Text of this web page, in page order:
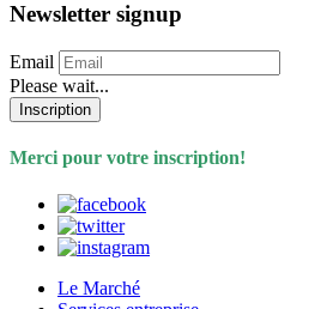
Newsletter signup
Email
Please wait...
Inscription
Merci pour votre inscription!
Le Marché